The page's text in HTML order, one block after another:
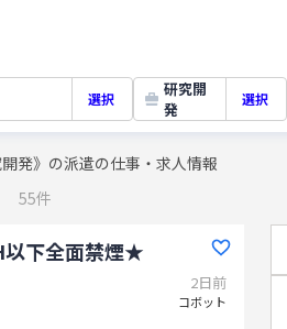
選択
研究開
発
選択
発》の派遣の仕事・求人情報
55件
以下全面禁煙★
2日前
コボット